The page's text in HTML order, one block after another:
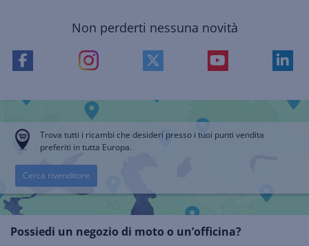
Non perderti nessuna novità
Trova tutti i ricambi che desideri presso i tuoi punti vendita
preferiti in tutta Europa.
Cerca rivenditore
Possiedi un negozio di moto o un’officina?